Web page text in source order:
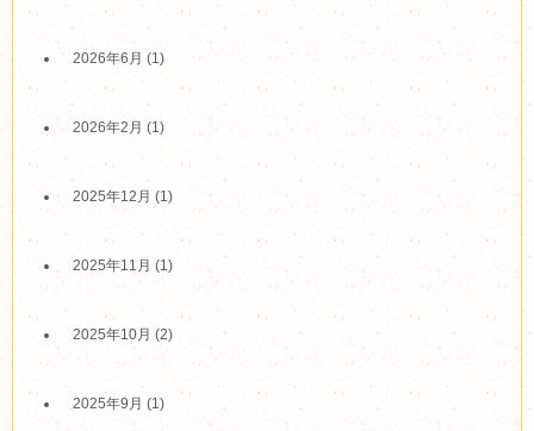
2026年6月 (1)
2026年2月 (1)
2025年12月 (1)
2025年11月 (1)
2025年10月 (2)
2025年9月 (1)